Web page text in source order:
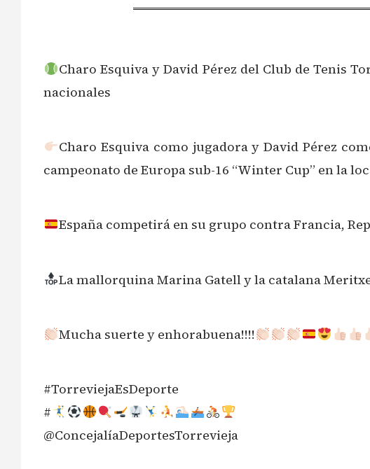
Charo Esquiva y David Pérez del Club de Tenis
nacionales
Charo Esquiva como jugadora y David Pérez
campeonato de Europa sub-16 “Winter Cup” en la
España competirá en su grupo contra Francia,
La mallorquina Marina Gatell y la catalana
Mucha suerte y enhorabuena!!!!
#TorreviejaEsDeporte
#
@ConcejalíaDeportesTorrevieja